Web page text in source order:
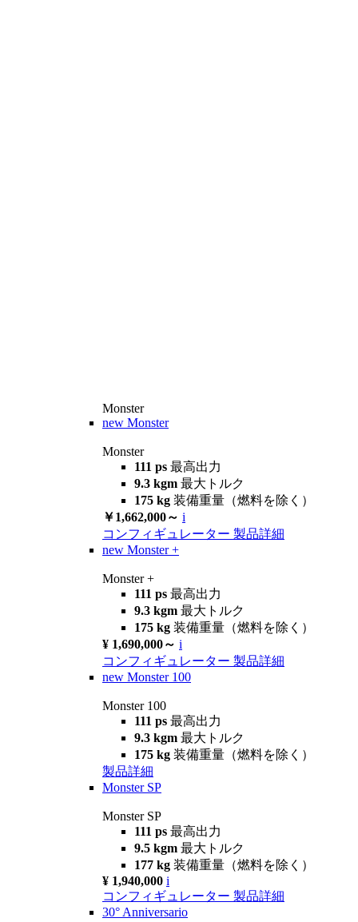
Monster
new Monster
Monster
111 ps 最高出力
9.3 kgm 最大トルク
175 kg 装備重量（燃料を除く）
￥1,662,000～ i
コンフィギュレーター 製品詳細
new Monster +
Monster +
111 ps 最高出力
9.3 kgm 最大トルク
175 kg 装備重量（燃料を除く）
¥ 1,690,000～ i
コンフィギュレーター 製品詳細
new Monster 100
Monster 100
111 ps 最高出力
9.3 kgm 最大トルク
175 kg 装備重量（燃料を除く）
製品詳細
Monster SP
Monster SP
111 ps 最高出力
9.5 kgm 最大トルク
177 kg 装備重量（燃料を除く）
¥ 1,940,000 i
コンフィギュレーター 製品詳細
30° Anniversario